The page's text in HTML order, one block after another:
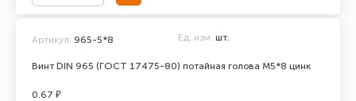
Винт DIN 965 (ГОСТ 17475-80) потайная голова М5*8 цинк
Артикул: 965-5*8 Ед. изм. шт.
0.67 ₽